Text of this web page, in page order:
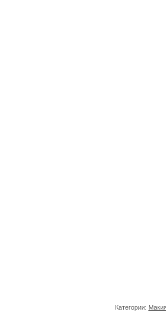
Категории: